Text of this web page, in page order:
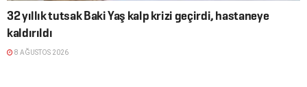
32 yıllık tutsak Baki Yaş kalp krizi geçirdi, hastaneye
kaldırıldı
8 AĞUSTOS 2026